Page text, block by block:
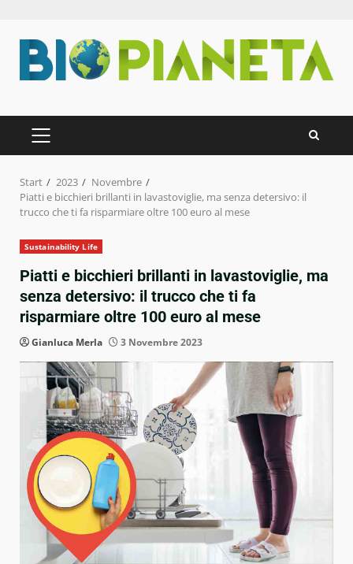
Inhalt
springen
PRIMÄRES
MENÜ
Start 2023
Novembre
Piatti e bicchieri brillanti in lavastoviglie, ma senza detersivo: il
trucco che ti fa risparmiare oltre 100 euro al mese
Sustainability Life
Piatti e bicchieri brillanti in lavastoviglie, ma
senza detersivo: il trucco che ti fa
risparmiare oltre 100 euro al mese
Gianluca Merla 3 Novembre 2023